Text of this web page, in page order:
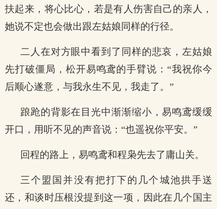
扶起来，将心比心，若是有人伤害自己的亲人，
她说不定也会做出跟左姑娘同样的行径。
二人在对方眼中看到了同样的悲哀，左姑娘
先打破僵局，松开易鸣鸢的手臂说：“我祝你今
后顺心遂意，与我永生不见，我走了。”
踉跄的背影在目光中渐渐缩小，易鸣鸢缓缓
开口，用听不见的声音说：“也遥祝你平安。”
回程的路上，易鸣鸢和程枭先去了庸山关。
三个盟国并没有把打下的几个城池拱手送
还，和谈时压根没提到这一项，因此在几个国主